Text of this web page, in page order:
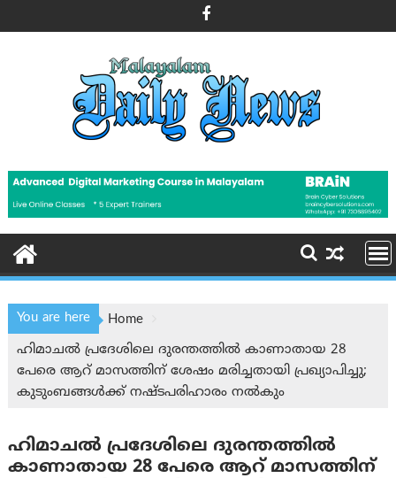
to
You are here
Home
ഹിമാചൽ പ്രദേശിലെ ദുരന്തത്തിൽ കാണാതായ 28
പേരെ ആറ് മാസത്തിന് ശേഷം മരിച്ചതായി പ്രഖ്യാപിച്ചു;
കുടുംബങ്ങൾക്ക് നഷ്ടപരിഹാരം നൽകും
ഹിമാചൽ പ്രദേശിലെ ദുരന്തത്തിൽ
കാണാതായ 28 പേരെ ആറ് മാസത്തിന്